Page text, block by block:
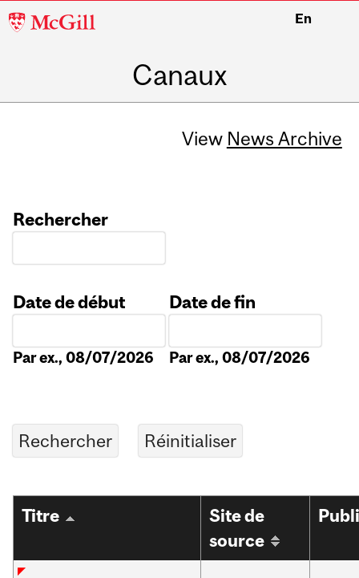
McGill
En
Canaux
View News Archive
Rechercher
Date de début
Par ex., 08/07/2026
Date de fin
Par ex., 08/07/2026
Titre
Site de
source